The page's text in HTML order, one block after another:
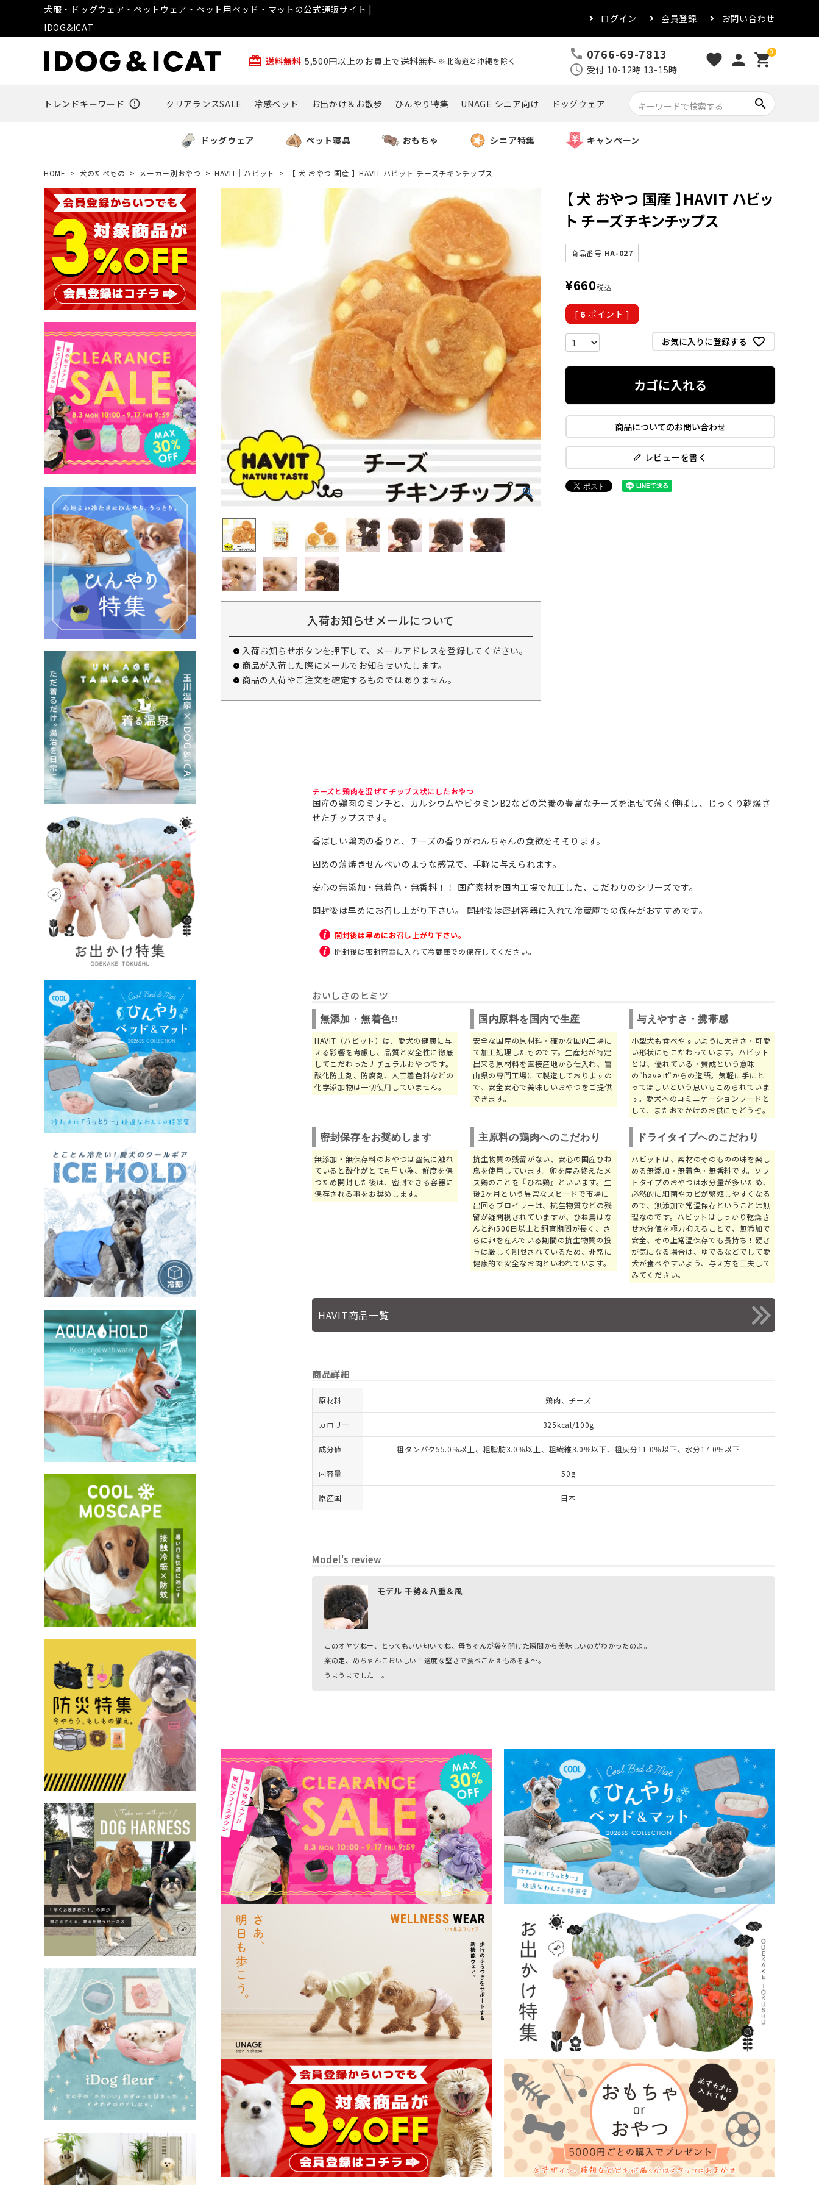
犬服・ドッグウェア・ペットウェア・ペット用ベッド・マットの公式通販サイト |
IDOG&ICAT
ログイン 会員登録 お問い合わせ
card_giftcard 送料無料 5,500円以上のお買上で送料無料 ※北海道と沖縄を除く call 0766-69-7813
schedule 受付 10-12時 13-15時
favorite person 0
shopping_cart
トレンドキーワード error_outline クリアランスSALE 冷感ベッド お出かけ＆お散歩 ひんやり特集 UNAGE シニア向け ドッグウェア search
ドッグウェア ペット寝具 おもちゃ シニア特集 キャンペーン
HOME 犬のたべもの メーカー別おやつ HAVIT｜ハビット 【 犬 おやつ 国産 】HAVIT ハビット チーズチキンチップス
入荷お知らせメールについて
入荷お知らせボタンを押下して、メールアドレスを登録してください。
商品が入荷した際にメールでお知らせいたします。
商品の入荷やご注文を確定するものではありません。
【 犬 おやつ 国産 】HAVIT ハビッ
ト チーズチキンチップス
商品番号 HA-027
¥660税込
[ 6 ポイント ]
お気に入りに登録する
カゴに入れる
商品についてのお問い合わせ
レビューを書く
チーズと鶏肉を混ぜてチップス状にしたおやつ
国産の鶏肉のミンチと、カルシウムやビタミンB2などの栄養の豊富なチーズを混ぜて薄く伸ばし、じっくり乾燥さ
せたチップスです。
香ばしい鶏肉の香りと、チーズの香りがわんちゃんの食欲をそそります。
固めの薄焼きせんべいのような感覚で、手軽に与えられます。
安心の無添加・無着色・無香料！！ 国産素材を国内工場で加工した、こだわりのシリーズです。
開封後は早めにお召し上がり下さい。 開封後は密封容器に入れて冷蔵庫での保存がおすすめです。
開封後は早めにお召し上がり下さい。
開封後は密封容器に入れて冷蔵庫での保存してください。
おいしさのヒミツ
無添加・無着色!!
HAVIT（ハビット）は、愛犬の健康に与
える影響を考慮し、品質と安全性に徹底
してこだわったナチュラルおやつです。
酸化防止剤、防腐剤、人工着色料などの
化学添加物は一切使用していません。
国内原料を国内で生産
安全な国産の原材料・確かな国内工場に
て加工処理したものです。生産地が特定
出来る原材料を直接産地から仕入れ、富
山県の専門工場にて製造しておりますの
で、安全安心で美味しいおやつをご提供
できます。
与えやすさ・携帯感
小型犬も食べやすいように大きさ・可愛
い形状にもこだわっています。ハビット
とは、優れている・賛成という意味
の"have it"からの造語。気軽に手にと
ってほしいという思いもこめられていま
す。愛犬へのコミニケーションフードと
して、またおでかけのお供にもどうぞ。
密封保存をお奨めします
無添加・無保存料のおやつは空気に触れ
ていると酸化がとても早い為、鮮度を保
つため開封した後は、密封できる容器に
保存される事をお奨めします。
主原料の鶏肉へのこだわり
抗生物質の残留がない、安心の国産ひね
鳥を使用しています。卵を産み終えたメ
ス鶏のことを『ひね鶏』といいます。生
後2ヶ月という異常なスピードで市場に
出回るブロイラーは、抗生物質などの残
留が疑問視されていますが、ひね鳥はな
んと約500日以上と飼育期間が長く、さ
らに卵を産んでいる期間の抗生物質の投
与は厳しく制限されているため、非常に
健康的で安全なお肉といわれています。
ドライタイプへのこだわり
ハビットは、素材のそのものの味を楽し
める無添加・無着色・無香料です。ソフ
トタイプのおやつは水分量が多いため、
必然的に細菌やカビが繁殖しやすくなる
ので、無添加で常温保存ということは無
理なのです。ハビットはしっかり乾燥さ
せ水分値を極力抑えることで、無添加で
安全、その上常温保存でも長持ち！硬さ
が気になる場合は、ゆでるなどでして愛
犬が食べやすいよう、与え方を工夫して
みてください。
HAVIT商品一覧
商品詳細
原材料 鶏肉、チーズ
カロリー 325kcal/100g
成分値 粗タンパク55.0％以上、粗脂肪3.0％以上、粗繊維3.0％以下、粗灰分11.0％以下、水分17.0％以下
内容量 50g
原産国 日本
Model's review
モデル 千勢＆八重＆風
このオヤツねー、とってもいい匂いでね、母ちゃんが袋を開けた瞬間から美味しいのがわかったのよ。
案の定、めちゃんこおいしい！適度な堅さで食べごたえもあるよ～。
うまうまでしたー。